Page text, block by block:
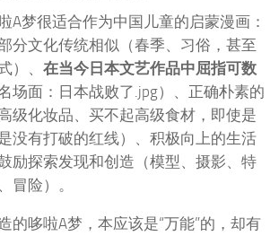
A梦很适合作为中国儿童的启蒙漫画：
分文化传统相似（春季、习俗，甚至
）、 在当今日本文艺作品中屈指可数
场面：日本战败了.jpg）、正确朴素的
级化妆品、买不起高级食材，即使是
没有打破的红线）、积极向上的生活
励探索发现和创造（模型、摄影、特
冒险）。
的哆啦A梦，本应该是“万能”的，却有